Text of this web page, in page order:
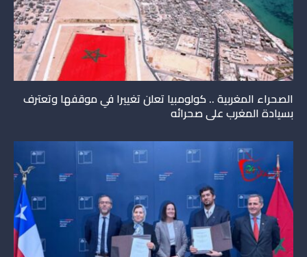
الصحراء المغربية .. كولومبيا تعلن تغييرا في موقفها وتعترف
بسيادة المغرب على صحرائه